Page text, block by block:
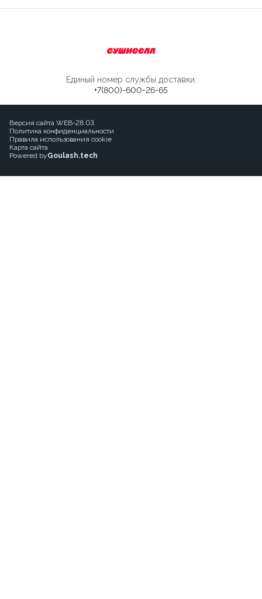
Единый номер службы доставки:
+7(800)-600-26-65
Версия сайта WEB-28.03
Политика конфиденциальности
Правила использования cookie
Карта сайта
Powered byGoulash.tech